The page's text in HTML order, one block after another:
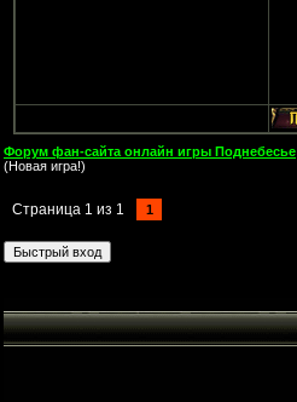
Форум фан-сайта онлайн игры Поднебесье
(Новая игра!)
Страница 1 из 1 1